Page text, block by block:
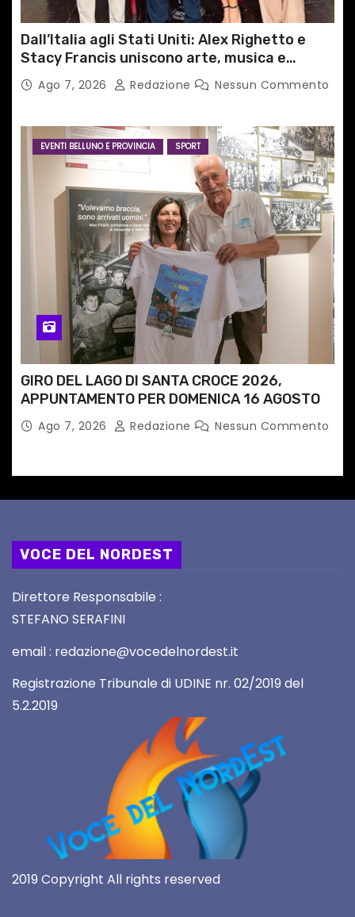
Dall’Italia agli Stati Uniti: Alex Righetto e
Stacy Francis uniscono arte, musica e
tecnologia in un nuovo progetto
internazionale”
Ago 7, 2026 Redazione Nessun Commento
EVENTI BELLUNO E PROVINCIA SPORT
GIRO DEL LAGO DI SANTA CROCE 2026,
APPUNTAMENTO PER DOMENICA 16 AGOSTO
Ago 7, 2026 Redazione Nessun Commento
VOCE DEL NORDEST
Direttore Responsabile :
STEFANO SERAFINI
email : redazione@vocedelnordest.it
Registrazione Tribunale di UDINE nr. 02/2019 del
5.2.2019
2019 Copyright All rights reserved